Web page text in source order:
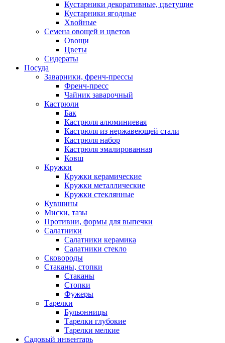
Кустарники декоративные, цветущие
Кустарники ягодные
Хвойные
Семена овощей и цветов
Овощи
Цветы
Сидераты
Посуда
Заварники, френч-прессы
Френч-пресс
Чайник заварочный
Кастрюли
Бак
Кастрюля алюминиевая
Кастрюля из нержавеющей стали
Кастрюля набор
Кастрюля эмалированная
Ковш
Кружки
Кружки керамические
Кружки металлические
Кружки стеклянные
Кувшины
Миски, тазы
Противни, формы для выпечки
Салатники
Салатники керамика
Салатники стекло
Сковороды
Стаканы, стопки
Стаканы
Стопки
Фужеры
Тарелки
Бульонницы
Тарелки глубокие
Тарелки мелкие
Садовый инвентарь